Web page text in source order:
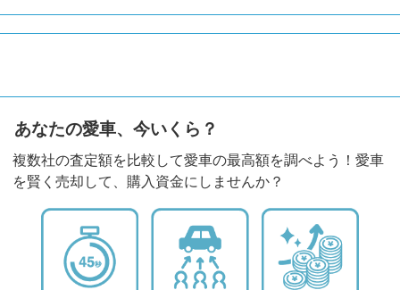
あなたの愛車、今いくら？
複数社の査定額を比較して愛車の最高額を調べよう！愛車
を賢く売却して、購入資金にしませんか？